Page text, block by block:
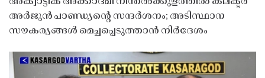
അർജുൻ പാണ്ഡ്യൻ്റെ സന്ദർശനം; അടിസ്ഥാന
സൗകര്യങ്ങൾ മെച്ചപ്പെടുത്താൻ നിർദേശം